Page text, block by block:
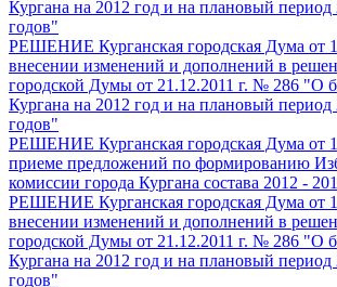
Кургана на 2012 год и на плановый период
годов"
РЕШЕНИЕ Курганская городская Дума от
внесении изменений и дополнений в
городской Думы от 21.12.2011 г. № 286 "О
Кургана на 2012 год и на плановый период
годов"
РЕШЕНИЕ Курганская городская Дума от
приеме предложений по формированию
комиссии города Кургана состава 2012 -
РЕШЕНИЕ Курганская городская Дума от
внесении изменений и дополнений в
городской Думы от 21.12.2011 г. № 286 "О
Кургана на 2012 год и на плановый период
годов"